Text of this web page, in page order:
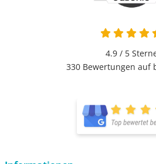
4.9 / 5
330 Bewertungen auf